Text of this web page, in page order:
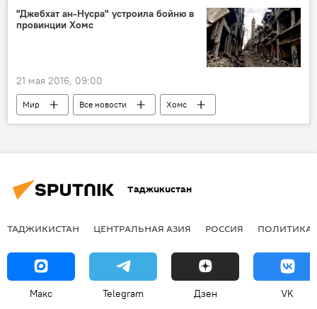
"Джебхат ан-Нусра" устроила бойню в
провинции Хомс
21 мая 2016, 09:00
Мир Все новости Хомс
Таджикистан
ТАДЖИКИСТАН ЦЕНТРАЛЬНАЯ АЗИЯ РОССИЯ ПОЛИТИКА
Макс Telegram Дзен VK